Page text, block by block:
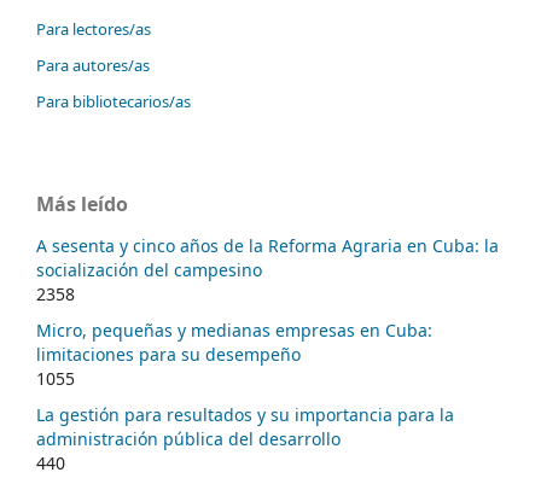
Para lectores/as
Para autores/as
Para bibliotecarios/as
Más leído
A sesenta y cinco años de la Reforma Agraria en Cuba: la
socialización del campesino
2358
Micro, pequeñas y medianas empresas en Cuba:
limitaciones para su desempeño
1055
La gestión para resultados y su importancia para la
administración pública del desarrollo
440